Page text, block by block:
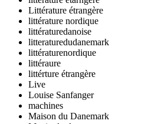
Littérature étrangère
littérature nordique
littératuredanoise
litteraturedudanemark
littératurenordique
littéraure
littérture étrangère
Live
Louise Sanfanger
machines
Maison du Danemark